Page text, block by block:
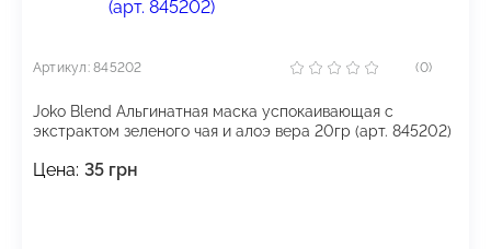
Артикул: 845202 (0)
Joko Blend Альгинатная маска успокаивающая с
экстрактом зеленого чая и алоэ вера 20гр (арт. 845202)
Цена: 35 грн